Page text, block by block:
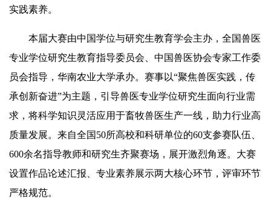
实践素养。
本届大赛由中国学位与研究生教育学会主办，全国兽医
专业学位研究生教育指导委员会、中国兽医协会专家工作委
员会指导，华南农业大学承办。赛事以“聚焦兽医实践，传
承创新奋进”为主题，引导兽医专业学位研究生面向行业需
求，将科学知识灵活应用于畜牧兽医生产一线，助力行业高
质量发展。来自全国50所高校和科研单位的60支参赛队伍、
600余名指导教师和研究生齐聚赛场，展开激烈角逐。大赛
设置作品论述汇报、专业素养展示两大核心环节，评审环节
严格规范。